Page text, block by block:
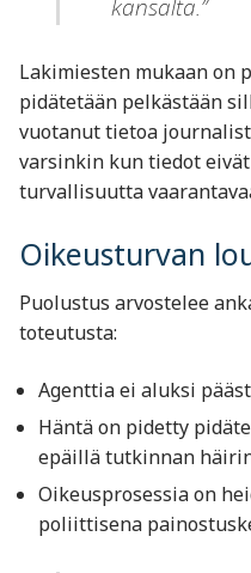
kansalta.”
Lakimiesten mukaan on
pidätetään pelkästään
vuotanut tietoa
varsinkin kun tiedot
turvallisuutta
Oikeusturvan
Puolustus arvostelee
toteutusta:
Agenttia ei aluksi
Häntä on pidetty
epäillä tutkinnan
Oikeusprosessia on
poliittisena